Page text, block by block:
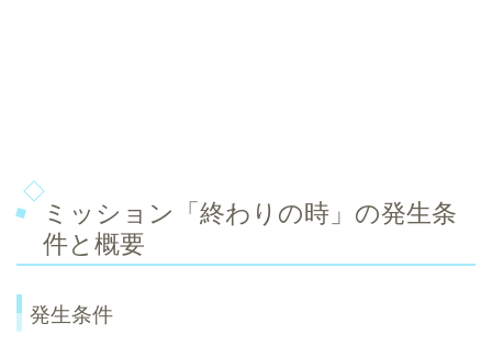
ミッション「終わりの時」の発生条
件と概要
発生条件